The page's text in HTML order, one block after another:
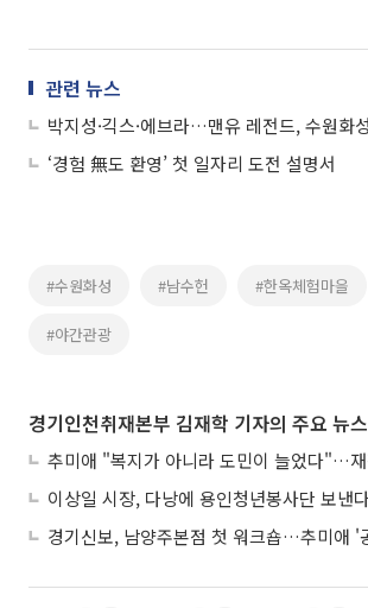
관련 뉴스
‘경험 無도 환영’ 첫 일자리 도전 설명서
#수원화성 #남수헌 #한옥체험마을
#야간관광
경기인천취재본부 김재학 기자의 주요 뉴스